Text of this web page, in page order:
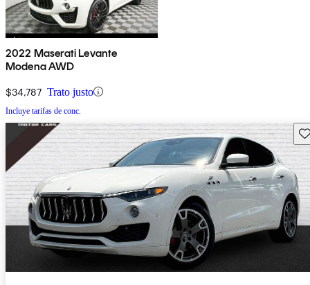
2022 Maserati Levante
Modena AWD
$34,787 Trato justo
Incluye tarifas de conc.